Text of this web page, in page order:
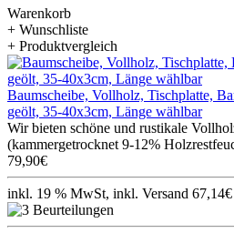
Warenkorb
+ Wunschliste
+ Produktvergleich
Baumscheibe, Vollholz, Tischplatte,
geölt, 35-40x3cm, Länge wählbar
Wir bieten schöne und rustikale
(kammergetrocknet 9-12%
79,90€
inkl. 19 % MwSt, inkl. Versand 67,14€